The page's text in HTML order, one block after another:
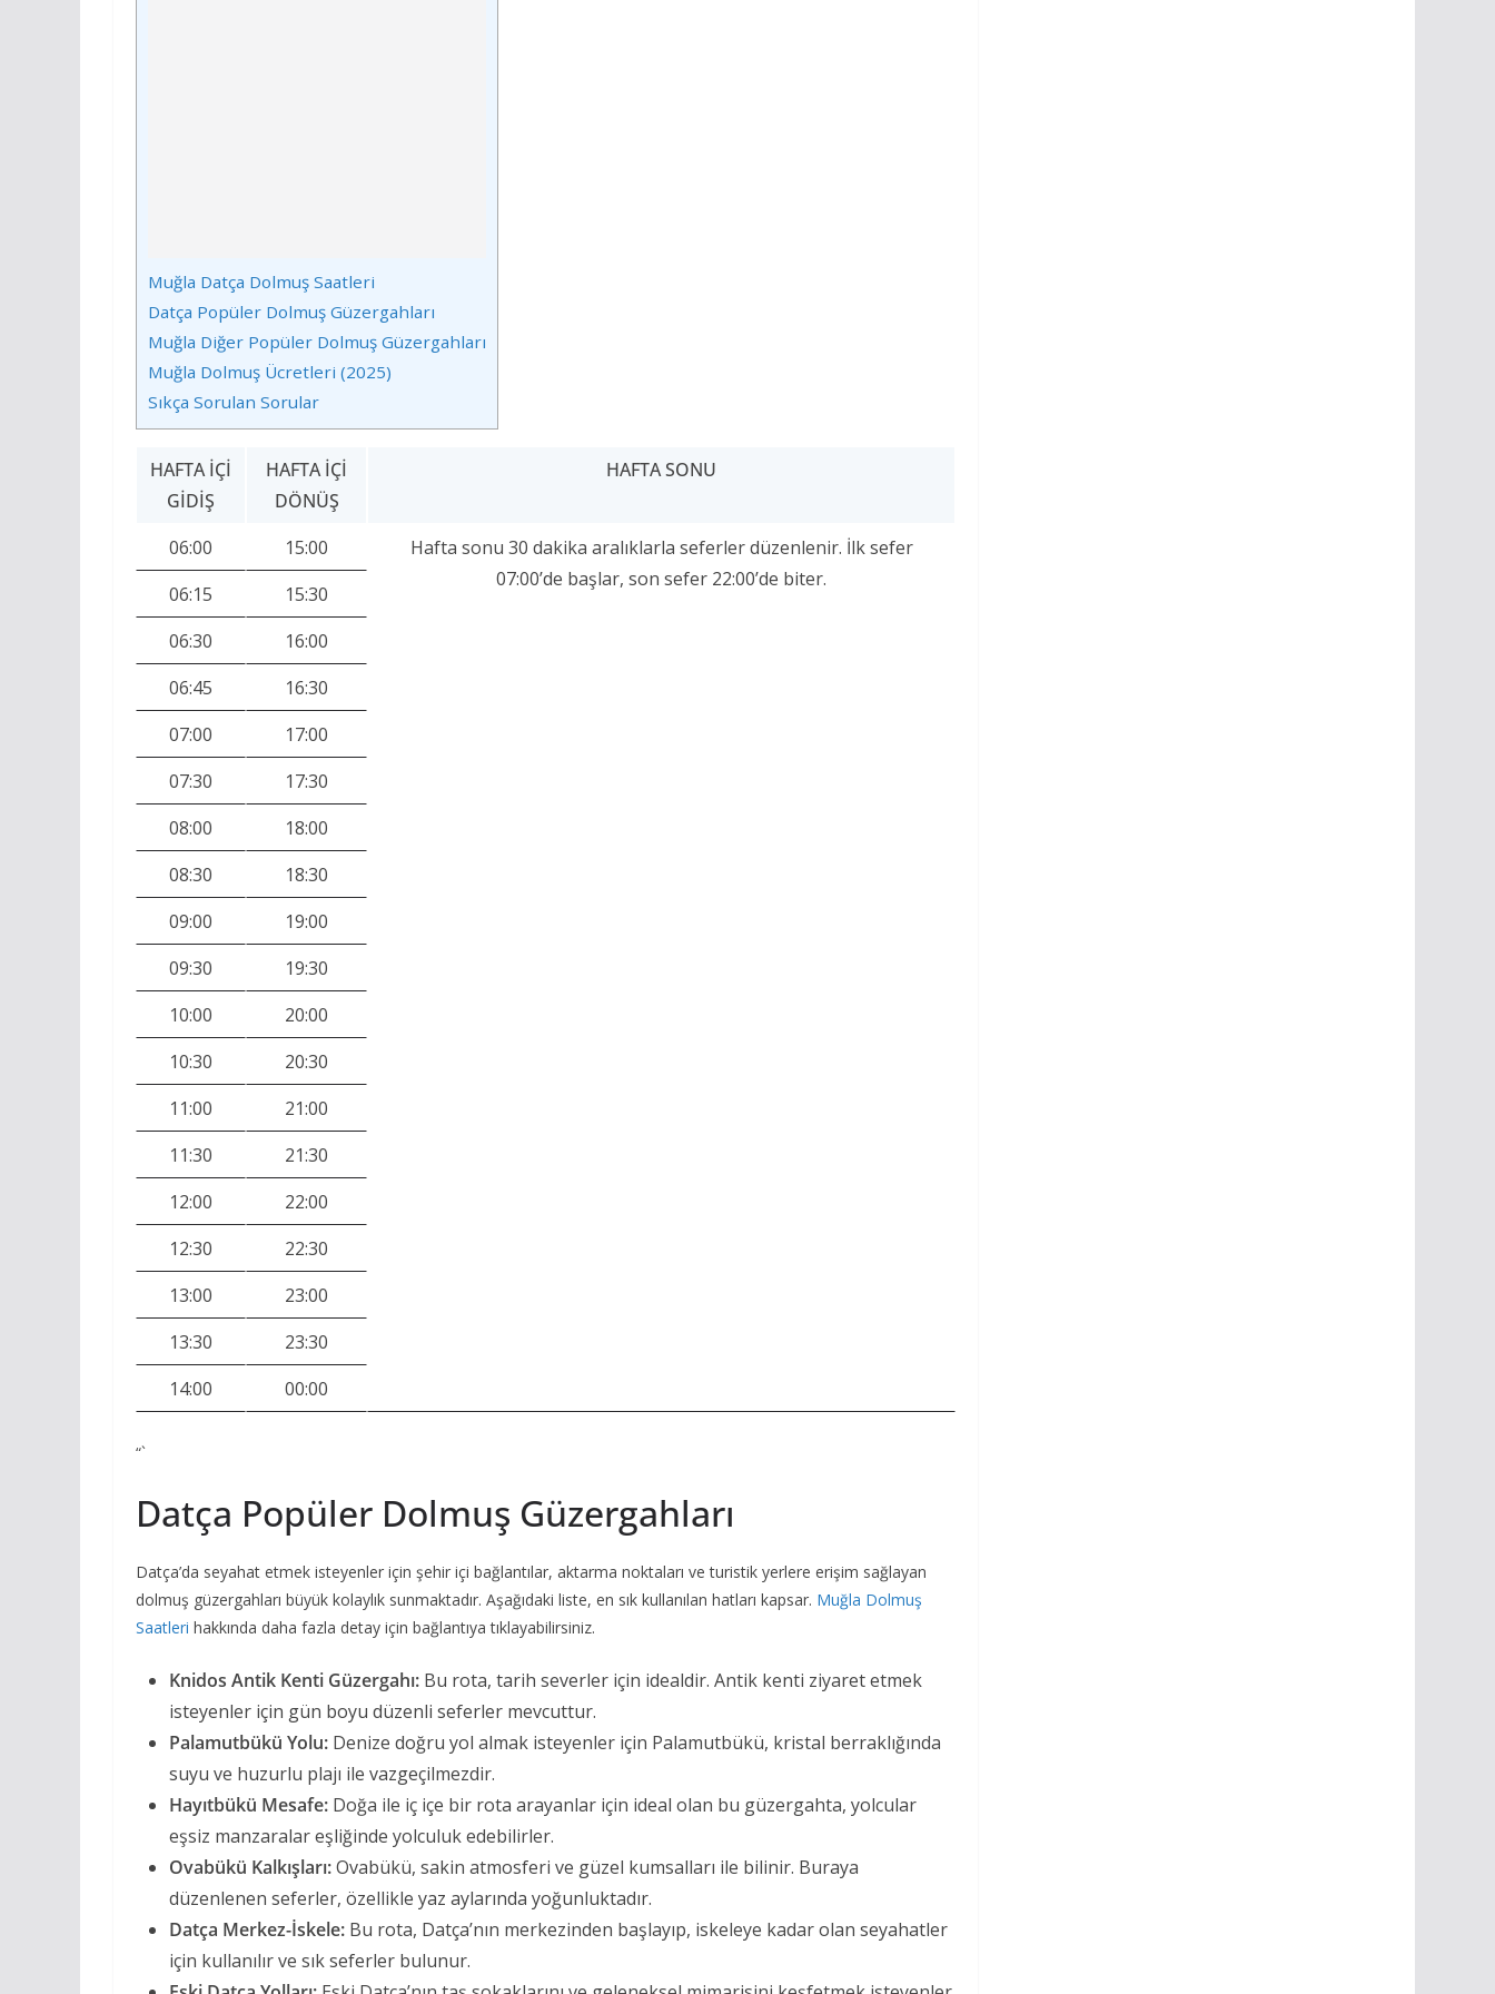
Muğla Datça Dolmuş Saatleri
Datça Popüler Dolmuş Güzergahları
Muğla Diğer Popüler Dolmuş Güzergahları
Muğla Dolmuş Ücretleri (2025)
Sıkça Sorulan Sorular
HAFTA İÇI
GIDIŞ
HAFTA İÇI
DÖNÜŞ
HAFTA SONU
06:00 15:00
Hafta sonu 30 dakika aralıklarla seferler düzenlenir. İlk sefer
07:00’de başlar, son sefer 22:00’de biter.
06:15
15:30
06:30
16:00
06:45
16:30
07:00
17:00
07:30
17:30
08:00
18:00
08:30
18:30
09:00
19:00
09:30
19:30
10:00
20:00
10:30
20:30
11:00
21:00
11:30
21:30
12:00
22:00
12:30
22:30
13:00
23:00
13:30
23:30
14:00
00:00
“`
Datça Popüler Dolmuş Güzergahları
Datça’da seyahat etmek isteyenler için şehir içi bağlantılar, aktarma noktaları ve turistik yerlere erişim sağlayan
dolmuş güzergahları büyük kolaylık sunmaktadır. Aşağıdaki liste, en sık kullanılan hatları kapsar. Muğla Dolmuş
Saatleri hakkında daha fazla detay için bağlantıya tıklayabilirsiniz.
Knidos Antik Kenti Güzergahı: Bu rota, tarih severler için idealdir. Antik kenti ziyaret etmek
isteyenler için gün boyu düzenli seferler mevcuttur.
Palamutbükü Yolu: Denize doğru yol almak isteyenler için Palamutbükü, kristal berraklığında
suyu ve huzurlu plajı ile vazgeçilmezdir.
Hayıtbükü Mesafe: Doğa ile iç içe bir rota arayanlar için ideal olan bu güzergahta, yolcular
eşsiz manzaralar eşliğinde yolculuk edebilirler.
Ovabükü Kalkışları:Ovabükü, sakin atmosferi ve güzel kumsalları ile bilinir. Buraya
düzenlenen seferler, özellikle yaz aylarında yoğunluktadır.
Datça Merkez-İskele: Bu rota, Datça’nın merkezinden başlayıp, iskeleye kadar olan seyahatler
için kullanılır ve sık seferler bulunur.